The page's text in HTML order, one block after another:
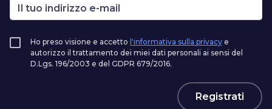
Ho preso visione e accetto l'informativa sulla privacy e
autorizzo il trattamento dei miei dati personali ai sensi del
D.Lgs. 196/2003 e del GDPR 679/2016.
Registrati